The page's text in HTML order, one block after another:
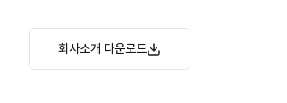
회사소개 다운로드